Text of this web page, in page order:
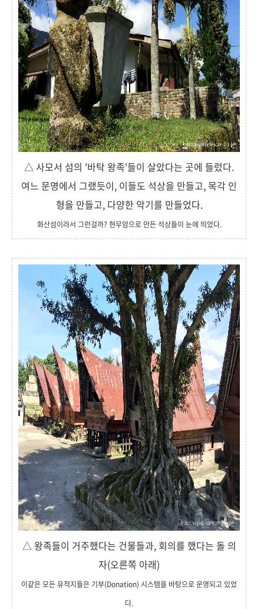
△ 사모서 섬의 '바탁 왕족'들이 살았다는 곳에 들렀다.
여느 문명에서 그랬듯이, 이들도 석상을 만들고, 목각 인
형을 만들고, 다양한 악기를 만들었다.
화산섬이라서 그런걸까? 현무암으로 만든 석상들이 눈에 띄었다.
△ 왕족들이 거주했다는 건물들과, 회의를 했다는 돌 의
자(오른쪽 아래)
이같은 모든 유적지들은 기부(Donation) 시스템을 바탕으로 운영되고 있었
다.